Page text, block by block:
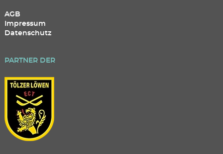
AGB
Impressum
Datenschutz
PARTNER DER